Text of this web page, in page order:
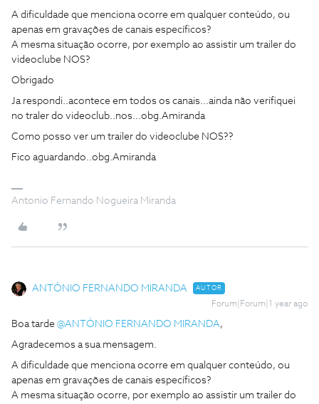
A dificuldade que menciona ocorre em qualquer conteúdo, ou
apenas em gravações de canais específicos?
A mesma situação ocorre, por exemplo ao assistir um trailer do
videoclube NOS?
Obrigado
Ja respondi..acontece em todos os canais...ainda não verifiquei
no traler do videoclub..nos...obg.Amiranda
Como posso ver um trailer do videoclube NOS??
Fico aguardando..obg.Amiranda
Antonio Fernando Nogueira Miranda
ANTÓNIO FERNANDO MIRANDA AUTOR
Forum|Forum|1 year ago
Boa tarde ​ @ANTÓNIO FERNANDO MIRANDA,
Agradecemos a sua mensagem.
A dificuldade que menciona ocorre em qualquer conteúdo, ou
apenas em gravações de canais específicos?
A mesma situação ocorre, por exemplo ao assistir um trailer do